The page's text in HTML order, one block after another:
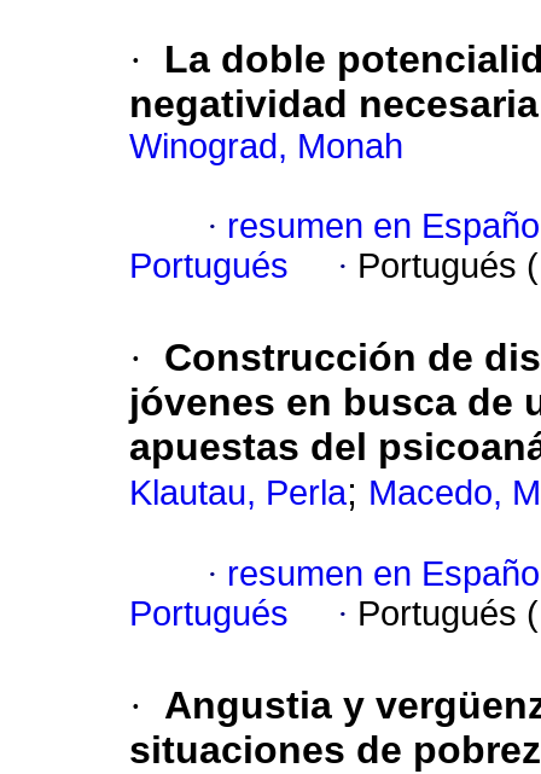
·
La doble
negatividad necesaria
Winograd, Monah
· resumen en
Portugués
· Portugués
·
Construcción de
jóvenes en busca de
apuestas del
Klautau, Perla; Macedo,
· resumen en
Portugués
· Portugués
·
Angustia y
situaciones de